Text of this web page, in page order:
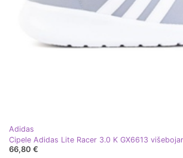
Adidas
Cipele Adidas Lite Racer 3.0 K GX6613
66,80 €